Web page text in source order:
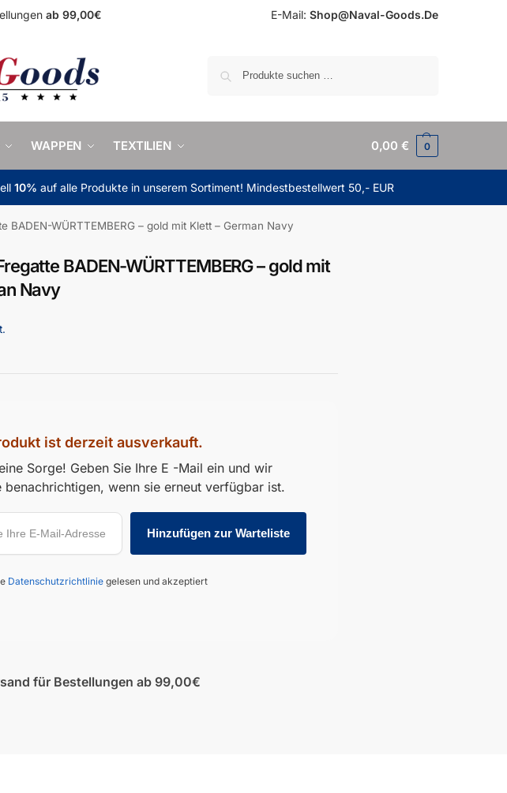
ab 99,00€ E-Mail: Shop@Naval-Goods.De
WAPPEN TEXTILIEN 0,00€ 0
10% auf alle Produkte in unserem Sortiment! Mindestbestellwert 50,- EUR
BADEN-WÜRTTEMBERG – gold mit Klett – German Navy
BADEN-WÜRTTEMBERG – gold mit
Navy
ist derzeit ausverkauft.
Sorge! Geben Sie Ihre E -Mail ein und wir
benachrichtigen, wenn sie erneut verfügbar ist.
Datenschutzrichtlinie gelesen und akzeptiert
für Bestellungen ab 99,00€